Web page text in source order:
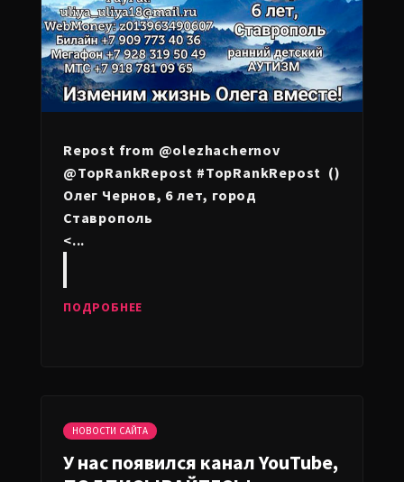
Repost from @olezhachernov
@TopRankRepost #TopRankRepost ()
Олег Чернов, 6 лет, город
Ставрополь
<...
ПОДРОБНЕЕ
НОВОСТИ САЙТА
У нас появился канал YouTube,